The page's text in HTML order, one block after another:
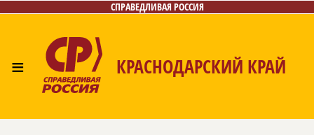
СПРАВЕДЛИВАЯ РОССИЯ
≡ КРАСНОДАРСКИЙ КРАЙ